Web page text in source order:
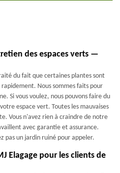
des espaces verts —
du fait que certaines plantes sont
Nous sommes faits pour
Si vous voulez, nous pouvons faire du
espace vert. Toutes les mauvaises
Vous n'avez rien à craindre de notre
avec garantie et assurance.
pas un jardin ruiné pour appeler.
Elagage pour les clients de